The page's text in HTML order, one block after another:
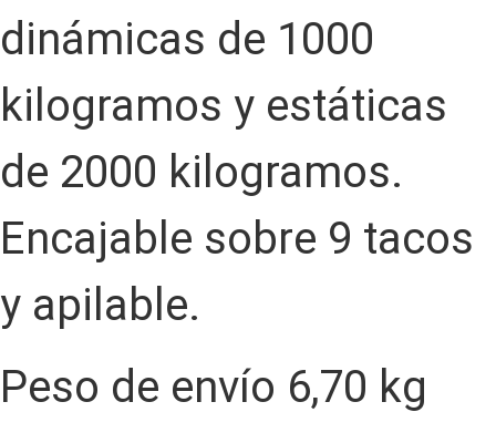
dinámicas de 1000
kilogramos y estáticas
de 2000 kilogramos.
Encajable sobre 9 tacos
y apilable.
Peso de envío 6,70 kg